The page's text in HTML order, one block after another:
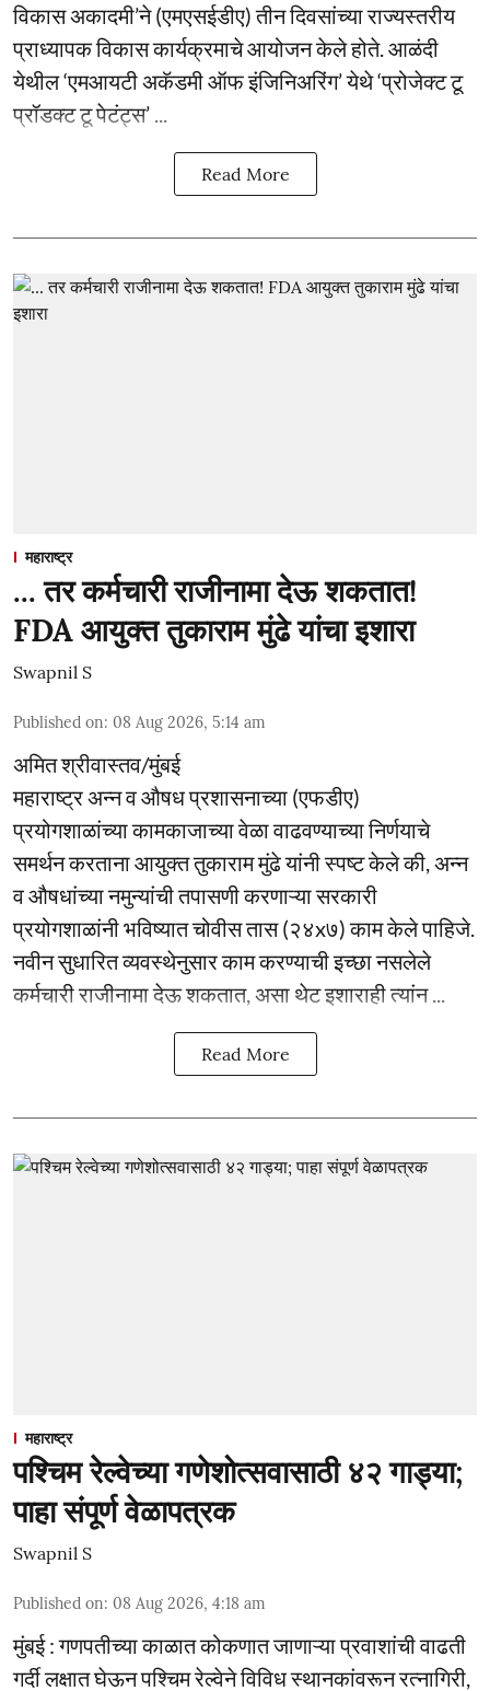
विकास अकादमी’ने (एमएसईडीए) तीन दिवसांच्या राज्यस्तरीय
प्राध्यापक विकास कार्यक्रमाचे आयोजन केले होते. आळंदी
येथील ‘एमआयटी अकॅडमी ऑफ इंजिनिअरिंग’ येथे ‘प्रोजेक्ट टू
प्रॉडक्ट टू पेटंट्स’ ...
Read More
महाराष्ट्र
... तर कर्मचारी राजीनामा देऊ शकतात!
FDA आयुक्त तुकाराम मुंढे यांचा इशारा
Swapnil S
Published on: 08 Aug 2026, 5:14 am
अमित श्रीवास्तव/मुंबई
महाराष्ट्र अन्न व औषध प्रशासनाच्या (एफडीए)
प्रयोगशाळांच्या कामकाजाच्या वेळा वाढवण्याच्या निर्णयाचे
समर्थन करताना आयुक्त तुकाराम मुंढे यांनी स्पष्ट केले की, अन्न
व औषधांच्या नमुन्यांची तपासणी करणाऱ्या सरकारी
प्रयोगशाळांनी भविष्यात चोवीस तास (२४x७) काम केले पाहिजे.
नवीन सुधारित व्यवस्थेनुसार काम करण्याची इच्छा नसलेले
कर्मचारी राजीनामा देऊ शकतात, असा थेट इशाराही त्यांन ...
Read More
महाराष्ट्र
पश्चिम रेल्वेच्या गणेशोत्सवासाठी ४२ गाड्या;
पाहा संपूर्ण वेळापत्रक
Swapnil S
Published on: 08 Aug 2026, 4:18 am
मुंबई : गणपतीच्या काळात कोकणात जाणाऱ्या प्रवाशांची वाढती
गर्दी लक्षात घेऊन पश्चिम रेल्वेने विविध स्थानकांवरून रत्नागिरी,